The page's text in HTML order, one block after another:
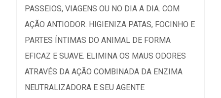
PASSEIOS, VIAGENS OU NO DIA A DIA. COM
AÇÃO ANTIODOR. HIGIENIZA PATAS, FOCINHO E
PARTES ÍNTIMAS DO ANIMAL DE FORMA
EFICAZ E SUAVE. ELIMINA OS MAUS ODORES
ATRAVÉS DA AÇÃO COMBINADA DA ENZIMA
NEUTRALIZADORA E SEU AGENTE